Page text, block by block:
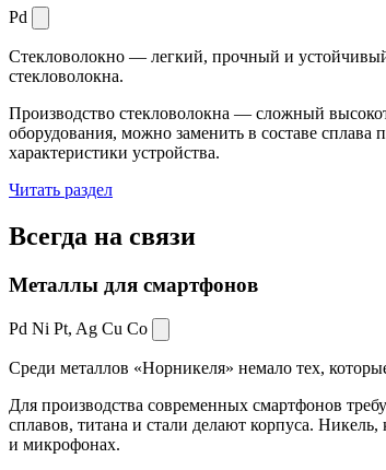
Pd
Стекловолокно — легкий, прочный и устойчивый
стекловолокна.
Производство стекловолокна — сложный
оборудования, можно заменить в составе сплава
характеристики устройства.
Читать раздел
Всегда на связи
Металлы для смартфонов
Pd Ni Pt, Ag Cu Co
Среди металлов «Норникеля» немало тех,
Для производства современных смартфонов
сплавов, титана и стали делают корпуса.
и микрофонах.